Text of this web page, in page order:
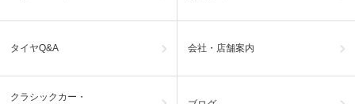
タイヤQ&A 会社・店舗案内
クラシックカー・